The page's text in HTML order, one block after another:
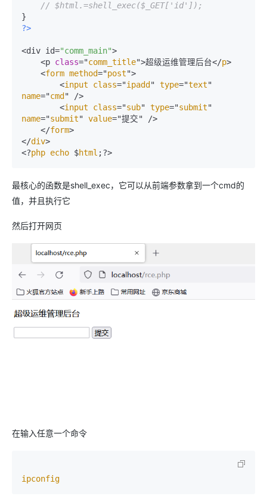
// $html.=shell_exec($_GET['id']);
?>
<div id="comm_main">
    <p
class="comm_title">超级运维管理后台</p>
    <
form method="post">
        <
input class="ipadd " type="text
name="cmd " />
        <
input class="sub" type="submit
name="submit" value="提交" />
    </
form>
</div>
<?php echo $html
最核心的函数是shell_exec，它可以从前端参数拿到一个cmd的
值，并且执行它
然后打开网页
在输入任意一个命令
ipconfig